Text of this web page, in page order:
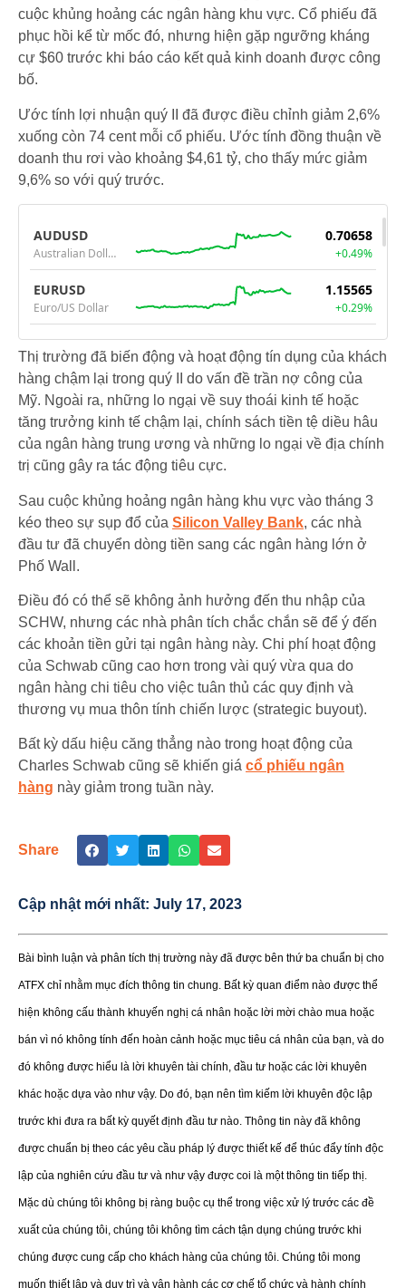
cuộc khủng hoảng các ngân hàng khu vực. Cổ phiếu đã
phục hồi kể từ mốc đó, nhưng hiện gặp ngưỡng kháng
cự $60 trước khi báo cáo kết quả kinh doanh được công
bố.
Ước tính lợi nhuận quý II đã được điều chỉnh giảm 2,6%
xuống còn 74 cent mỗi cổ phiếu. Ước tính đồng thuận về
doanh thu rơi vào khoảng $4,61 tỷ, cho thấy mức giảm
9,6% so với quý trước.
Thị trường đã biến động và hoạt động tín dụng của khách
hàng chậm lại trong quý II do vấn đề trần nợ công của
Mỹ. Ngoài ra, những lo ngại về suy thoái kinh tế hoặc
tăng trưởng kinh tế chậm lại, chính sách tiền tệ diều hâu
của ngân hàng trung ương và những lo ngại về địa chính
trị cũng gây ra tác động tiêu cực.
Sau cuộc khủng hoảng ngân hàng khu vực vào tháng 3
kéo theo sự sụp đổ của Silicon Valley Bank, các nhà
đầu tư đã chuyển dòng tiền sang các ngân hàng lớn ở
Phố Wall.
Điều đó có thể sẽ không ảnh hưởng đến thu nhập của
SCHW, nhưng các nhà phân tích chắc chắn sẽ để ý đến
các khoản tiền gửi tại ngân hàng này. Chi phí hoạt động
của Schwab cũng cao hơn trong vài quý vừa qua do
ngân hàng chi tiêu cho việc tuân thủ các quy định và
thương vụ mua thôn tính chiến lược (strategic buyout).
Bất kỳ dấu hiệu căng thẳng nào trong hoạt động của
Charles Schwab cũng sẽ khiến giá cổ phiếu ngân
hàng này giảm trong tuần này.
Share
Cập nhật mới nhất: July 17, 2023
Bài bình luận và phân tích thị trường này đã được bên thứ ba chuẩn bị cho
ATFX chỉ nhằm mục đích thông tin chung. Bất kỳ quan điểm nào được thể
hiện không cấu thành khuyến nghị cá nhân hoặc lời mời chào mua hoặc
bán vì nó không tính đến hoàn cảnh hoặc mục tiêu cá nhân của bạn, và do
đó không được hiểu là lời khuyên tài chính, đầu tư hoặc các lời khuyên
khác hoặc dựa vào như vậy. Do đó, bạn nên tìm kiếm lời khuyên độc lập
trước khi đưa ra bất kỳ quyết định đầu tư nào. Thông tin này đã không
được chuẩn bị theo các yêu cầu pháp lý được thiết kế để thúc đẩy tính độc
lập của nghiên cứu đầu tư và như vậy được coi là một thông tin tiếp thị.
Mặc dù chúng tôi không bị ràng buộc cụ thể trong việc xử lý trước các đề
xuất của chúng tôi, chúng tôi không tìm cách tận dụng chúng trước khi
chúng được cung cấp cho khách hàng của chúng tôi. Chúng tôi mong
muốn thiết lập và duy trì và vận hành các cơ chế tổ chức và hành chính